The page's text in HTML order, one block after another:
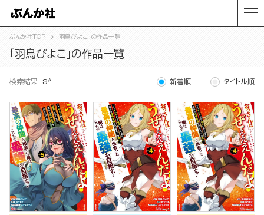
ぶんか社TOP 「羽鳥ぴよこ」の作品一覧
「羽鳥ぴよこ」の作品一覧
検索結果 8件 新着順 タイトル順